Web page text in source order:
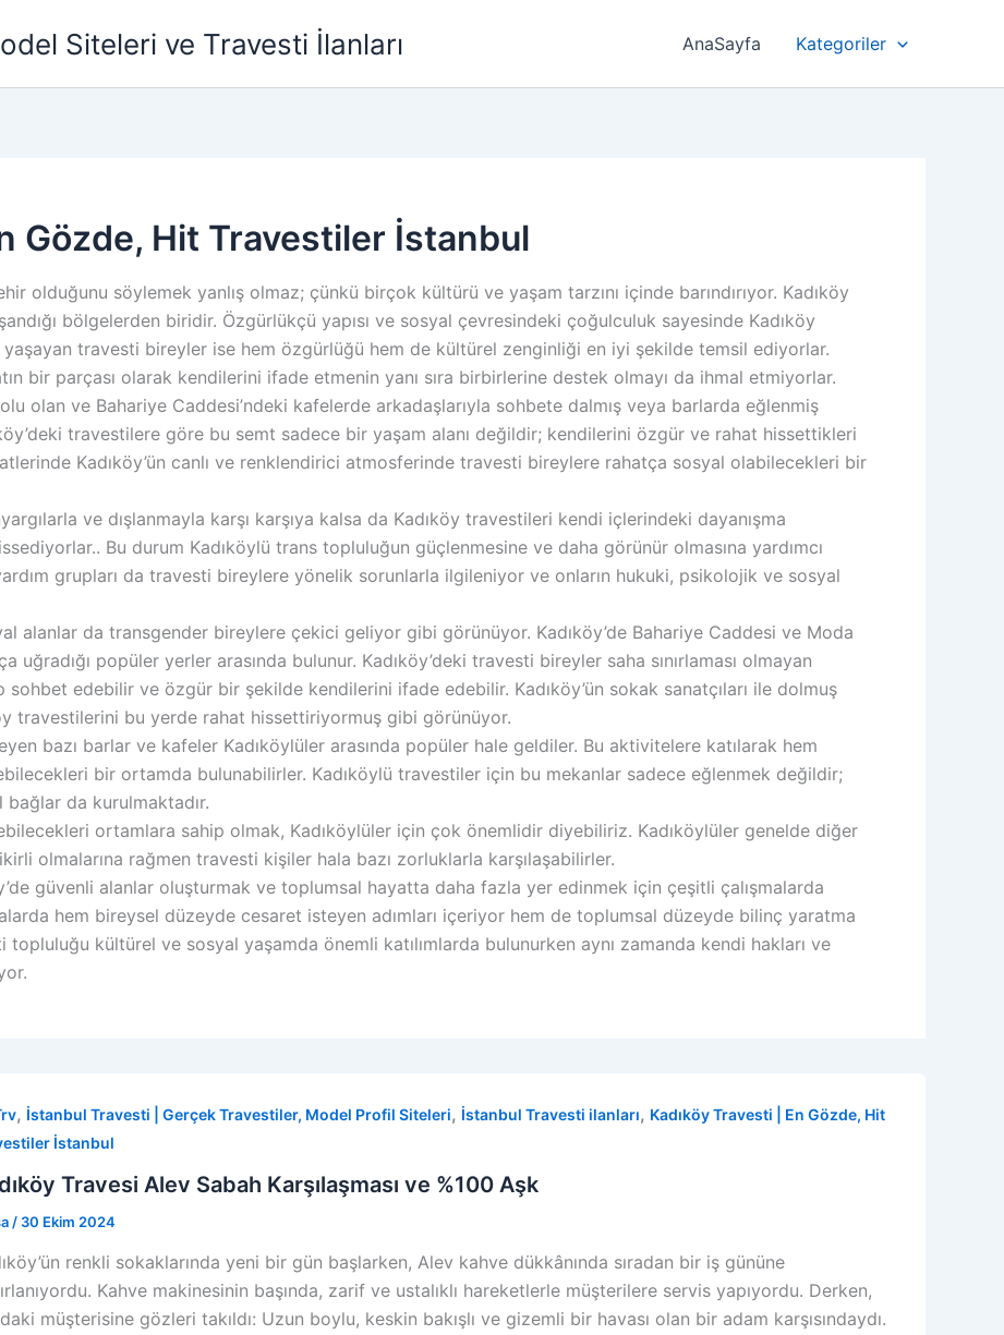
Siteleri ve Travesti İlanları AnaSayfa Kategoriler
Gözde, Hit Travestiler İstanbul
olduğunu söylemek yanlış olmaz; çünkü birçok kültürü ve yaşam tarzını içinde barındırıyor. Kadıköy
bölgelerden biridir. Özgürlükçü yapısı ve sosyal çevresindeki çoğulculuk sayesinde Kadıköy
yaşayan travesti bireyler ise hem özgürlüğü hem de kültürel zenginliği en iyi şekilde temsil ediyorlar.
bir parçası olarak kendilerini ifade etmenin yanı sıra birbirlerine destek olmayı da ihmal etmiyorlar.
olan ve Bahariye Caddesi’ndeki kafelerde arkadaşlarıyla sohbete dalmış veya barlarda eğlenmiş
travestilere göre bu semt sadece bir yaşam alanı değildir; kendilerini özgür ve rahat hissettikleri
Kadıköy’ün canlı ve renklendirici atmosferinde travesti bireylere rahatça sosyal olabilecekleri bir
ve dışlanmayla karşı karşıya kalsa da Kadıköy travestileri kendi içlerindeki dayanışma
Bu durum Kadıköylü trans topluluğun güçlenmesine ve daha görünür olmasına yardımcı
grupları da travesti bireylere yönelik sorunlarla ilgileniyor ve onların hukuki, psikolojik ve sosyal
alanlar da transgender bireylere çekici geliyor gibi görünüyor. Kadıköy’de Bahariye Caddesi ve Moda
popüler yerler arasında bulunur. Kadıköy’deki travesti bireyler saha sınırlaması olmayan
edebilir ve özgür bir şekilde kendilerini ifade edebilir. Kadıköy’ün sokak sanatçıları ile dolmuş
travestilerini bu yerde rahat hissettiriyormuş gibi görünüyor.
bazı barlar ve kafeler Kadıköylüler arasında popüler hale geldiler. Bu aktivitelere katılarak hem
bir ortamda bulunabilirler. Kadıköylü travestiler için bu mekanlar sadece eğlenmek değildir;
da kurulmaktadır.
ortamlara sahip olmak, Kadıköylüler için çok önemlidir diyebiliriz. Kadıköylüler genelde diğer
olmalarına rağmen travesti kişiler hala bazı zorluklarla karşılaşabilirler.
güvenli alanlar oluşturmak ve toplumsal hayatta daha fazla yer edinmek için çeşitli çalışmalarda
hem bireysel düzeyde cesaret isteyen adımları içeriyor hem de toplumsal düzeyde bilinç yaratma
topluluğu kültürel ve sosyal yaşamda önemli katılımlarda bulunurken aynı zamanda kendi hakları ve
, İstanbul Travesti | Gerçek Travestiler, Model Profil Siteleri, İstanbul Travesti ilanları, Kadıköy Travesti | En Gözde, Hit
İstanbul
Travesi Alev Sabah Karşılaşması ve %100 Aşk
/ 30 Ekim 2024
renkli sokaklarında yeni bir gün başlarken, Alev kahve dükkânında sıradan bir iş gününe
Kahve makinesinin başında, zarif ve ustalıklı hareketlerle müşterilere servis yapıyordu. Derken,
müşterisine gözleri takıldı: Uzun boylu, keskin bakışlı ve gizemli bir havası olan bir adam karşısındaydı.